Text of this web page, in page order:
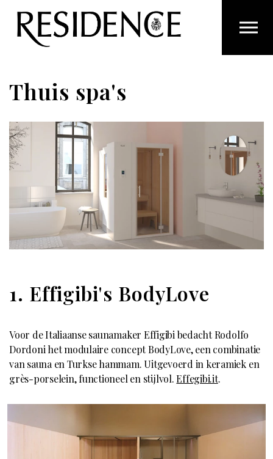
Overslaan en ga direct naar de inhoud
Thuis spa's
1. Effigibi's BodyLove
Voor de Italiaanse saunamaker Effigibi bedacht Rodolfo
Dordoni het modulaire concept BodyLove, een combinatie
van sauna en Turkse hammam. Uitgevoerd in keramiek en
grès-porselein, functioneel en stijlvol.Effegibi.it.